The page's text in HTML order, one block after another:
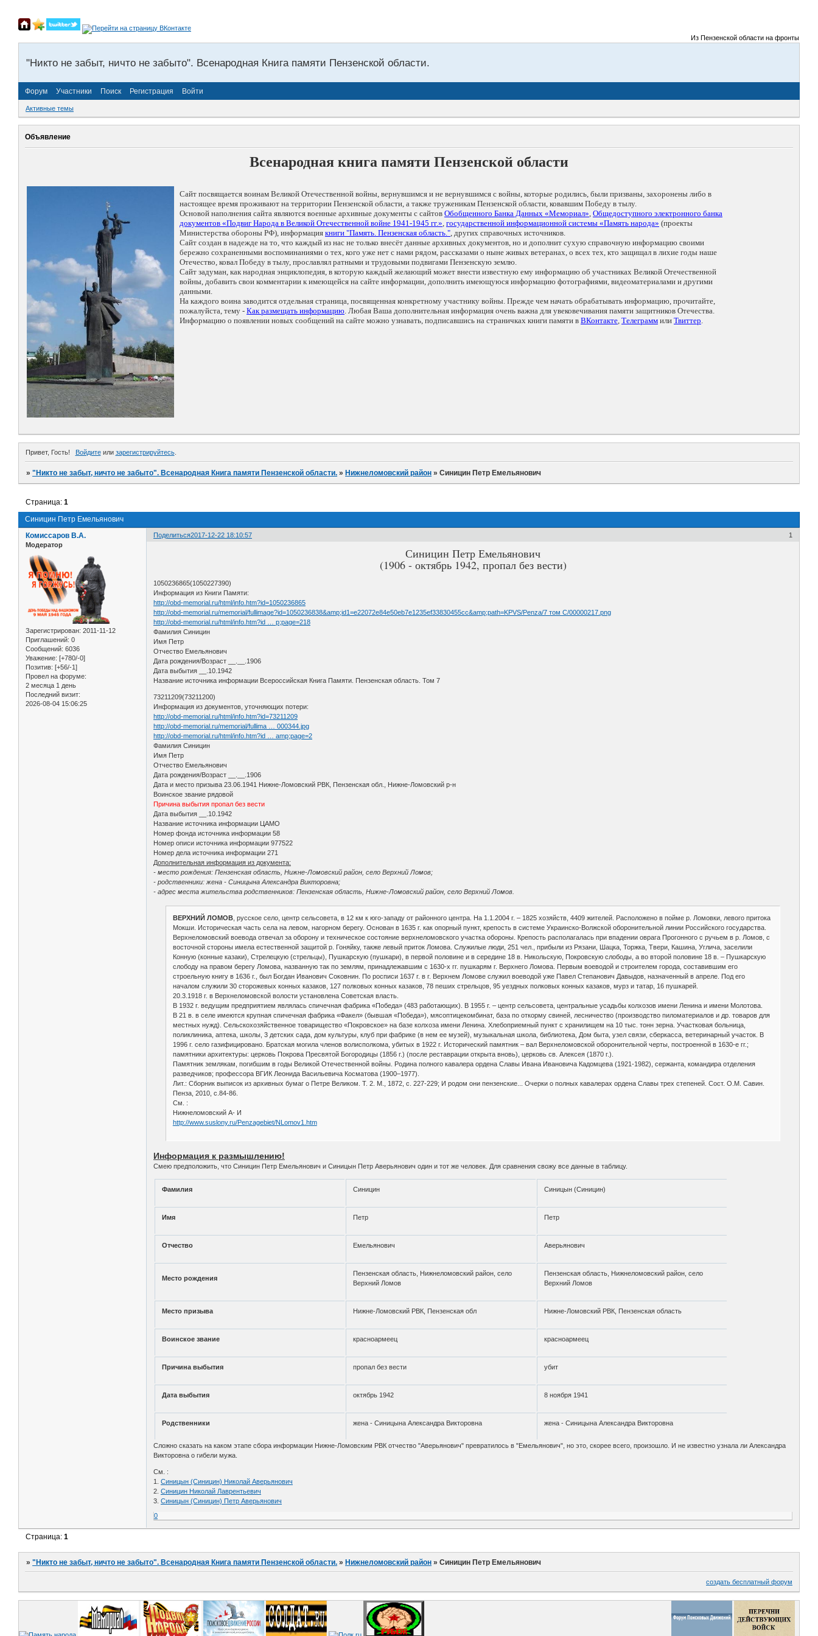
Из Пензенской области на фронты
"Никто не забыт, ничто не забыто". Всенародная Книга памяти Пензенской области.
Форум Участники Поиск Регистрация Войти
Активные темы
Объявление
Всенародная книга памяти Пензенской области
Сайт посвящается воинам Великой Отечественной войны, вернувшимся и не вернувшимся с войны, которые родились, были призваны, захоронены либо в
настоящее время проживают на территории Пензенской области, а также труженикам Пензенской области, ковавшим Победу в тылу.
Основой наполнения сайта являются военные архивные документы с сайтов Обобщенного Банка Данных «Мемориал», Общедоступного электронного банка
документов «Подвиг Народа в Великой Отечественной войне 1941-1945 гг.», государственной информационной системы «Память народа» (проекты
Министерства обороны РФ), информация книги "Память. Пензенская область.", других справочных источников.
Сайт создан в надежде на то, что каждый из нас не только внесёт данные архивных документов, но и дополнит сухую справочную информацию своими
бережно сохраненными воспоминаниями о тех, кого уже нет с нами рядом, рассказами о ныне живых ветеранах, о всех тех, кто защищал в лихие годы наше
Отечество, ковал Победу в тылу, прославлял ратными и трудовыми подвигами Пензенскую землю.
Сайт задуман, как народная энциклопедия, в которую каждый желающий может внести известную ему информацию об участниках Великой Отечественной
войны, добавить свои комментарии к имеющейся на сайте информации, дополнить имеющуюся информацию фотографиями, видеоматериалами и другими
данными.
На каждого воина заводится отдельная страница, посвященная конкретному участнику войны. Прежде чем начать обрабатывать информацию, прочитайте,
пожалуйста, тему - Как размещать информацию. Любая Ваша дополнительная информация очень важна для увековечивания памяти защитников Отечества.
Информацию о появлении новых сообщений на сайте можно узнавать, подписавшись на страничках книги памяти в ВКонтакте, Телеграмм или Твиттер.
Привет, Гость! Войдитеили зарегистрируйтесь.
»"Никто не забыт, ничто не забыто". Всенародная Книга памяти Пензенской области. » Нижнеломовский район »Синицин Петр Емельянович
Синицин Петр Емельянович
Страница:1
Поделиться 1
2017-12-22 18:10:57
Комиссаров В.А.
Модератор
Зарегистрирован: 2011-11-12
Приглашений: 0
Сообщений: 6036
Уважение: [+780/-0]
Позитив: [+56/-1]
Провел на форуме:
2 месяца 1 день
Последний визит:
2026-08-04 15:06:25
Синицин Петр Емельянович
(1906 - октябрь 1942, пропал без вести)
1050236865(1050227390)
Информация из Книги Памяти:
http://obd-memorial.ru/html/info.htm?id=1050236865
http://obd-memorial.ru/memorial/fullimage?id=1050236838&amp;id1=e22072e84e50eb7e1235ef33830455cc&amp;path=KPVS/Penza/7 том С/00000217.png
http://obd-memorial.ru/html/info.htm?id … p;page=218
Фамилия Синицин
Имя Петр
Отчество Емельянович
Дата рождения/Возраст __.__.1906
Дата выбытия __.10.1942
Название источника информации Всероссийская Книга Памяти. Пензенская область. Том 7
73211209(73211200)
Информация из документов, уточняющих потери:
http://obd-memorial.ru/html/info.htm?id=73211209
http://obd-memorial.ru/memorial/fullima … 000344.jpg
http://obd-memorial.ru/html/info.htm?id … amp;page=2
Фамилия Синицин
Имя Петр
Отчество Емельянович
Дата рождения/Возраст __.__.1906
Дата и место призыва 23.06.1941 Нижне-Ломовский РВК, Пензенская обл., Нижне-Ломовский р-н
Воинское звание рядовой
Причина выбытия пропал без вести
Дата выбытия __.10.1942
Название источника информации ЦАМО
Номер фонда источника информации 58
Номер описи источника информации 977522
Номер дела источника информации 271
Дополнительная информация из документа:
- место рождения: Пензенская область, Нижне-Ломовский район, село Верхний Ломов;
- родственники: жена - Синицына Александра Викторовна;
- адрес места жительства родственников: Пензенская область, Нижне-Ломовский район, село Верхний Ломов.
ВЕРХНИЙ ЛОМОВ, русское село, центр сельсовета, в 12 км к юго-западу от районного центра. На 1.1.2004 г. – 1825 хозяйств, 4409 жителей. Расположено в пойме р. Ломовки, левого притока
Мокши. Историческая часть села на левом, нагорном берегу. Основан в 1635 г. как опорный пункт, крепость в системе Украинско-Волжской оборонительной линии Российского государства.
Верхнеломовский воевода отвечал за оборону и техническое состояние верхнеломовского участка обороны. Крепость располагалась при впадении оврага Прогонного с ручьем в р. Ломов, с
восточной стороны имела естественной защитой р. Гоняйку, также левый приток Ломова. Служилые люди, 251 чел., прибыли из Рязани, Шацка, Торжка, Твери, Кашина, Углича, заселили
Конную (конные казаки), Стрелецкую (стрельцы), Пушкарскую (пушкари), в первой половине и в середине 18 в. Никольскую, Покровскую слободы, а во второй половине 18 в. – Пушкарскую
слободу на правом берегу Ломова, названную так по землям, принадлежавшим с 1630-х гг. пушкарям г. Верхнего Ломова. Первым воеводой и строителем города, составившим его
строельную книгу в 1636 г., был Богдан Иванович Соковнин. По росписи 1637 г. в г. Верхнем Ломове служил воеводой уже Павел Степанович Давыдов, назначенный в апреле. Под его
началом служили 30 сторожевых конных казаков, 127 полковых конных казаков, 78 пеших стрельцов, 95 уездных полковых конных казаков, мурз и татар, 16 пушкарей.
20.3.1918 г. в Верхнеломовской волости установлена Советская власть.
В 1932 г. ведущим предприятием являлась спичечная фабрика «Победа» (483 работающих). В 1955 г. – центр сельсовета, центральные усадьбы колхозов имени Ленина и имени Молотова.
В 21 в. в селе имеются крупная спичечная фабрика «Факел» (бывшая «Победа»), мясоптицекомбинат, база по откорму свиней, лесничество (производство пиломатериалов и др. товаров для
местных нужд). Сельскохозяйственное товарищество «Покровское» на базе колхоза имени Ленина. Хлебоприемный пункт с хранилищем на 10 тыс. тонн зерна. Участковая больница,
поликлиника, аптека, школы, 3 детских сада, дом культуры, клуб при фабрике (в нем ее музей), музыкальная школа, библиотека, Дом быта, узел связи, сберкасса, ветеринарный участок. В
1996 г. село газифицировано. Братская могила членов волисполкома, убитых в 1922 г. Исторический памятник – вал Верхнеломовской оборонительной черты, построенной в 1630-е гг.;
памятники архитектуры: церковь Покрова Пресвятой Богородицы (1856 г.) (после реставрации открыта вновь), церковь св. Алексея (1870 г.).
Памятник землякам, погибшим в годы Великой Отечественной войны. Родина полного кавалера ордена Славы Ивана Ивановича Кадомцева (1921-1982), сержанта, командира отделения
разведчиков; профессора ВГИК Леонида Васильевича Косматова (1900–1977).
Лит.: Сборник выписок из архивных бумаг о Петре Великом. Т. 2. М., 1872, с. 227-229; И родом они пензенские... Очерки о полных кавалерах ордена Славы трех степеней. Сост. О.М. Савин.
Пенза, 2010, с.84-86.
См. :
Нижнеломовский А- И
http://www.suslony.ru/Penzagebiet/NLomov1.htm
Информация к размышлению!
Смею предположить, что Синицин Петр Емельянович и Синицын Петр Аверьянович один и тот же человек. Для сравнения свожу все данные в таблицу.
Фамилия Синицин Синицын (Синицин)
Имя Петр Петр
Отчество Емельянович Аверьянович
Место рождения
Пензенская область, Нижнеломовский район, село
Верхний Ломов
Пензенская область, Нижнеломовский район, село
Верхний Ломов
Место призыва Нижне-Ломовский РВК, Пензенская обл Нижне-Ломовский РВК, Пензенская область
Воинское звание красноармеец красноармеец
Причина выбытия пропал без вести убит
Дата выбытия октябрь 1942 8 ноября 1941
Родственники жена - Синицына Александра Викторовна жена - Синицына Александра Викторовна
Сложно сказать на каком этапе сбора информации Нижне-Ломовским РВК отчество "Аверьянович" превратилось в "Емельянович", но это, скорее всего, произошло. И не известно узнала ли Александра
Викторовна о гибели мужа.
См. :
1.Синицын (Синицин) Николай Аверьянович
2.Синицин Николай Лаврентьевич
3.Синицын (Синицин) Петр Аверьянович
0
Страница:1
»"Никто не забыт, ничто не забыто". Всенародная Книга памяти Пензенской области. » Нижнеломовский район »Синицин Петр Емельянович
создать бесплатный форум